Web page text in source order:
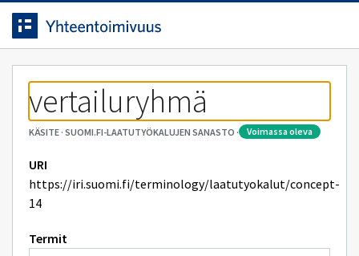
Siirrytty
sivulle
Siirry suoraan sisältöön.
vertailuryhmä
KÄSITE· SUOMI.FI-LAATUTYÖKALUJEN SANASTO · voimassa oleva
URI
https://iri.suomi.fi/terminology/laatutyokalut/concept-
14
Termit